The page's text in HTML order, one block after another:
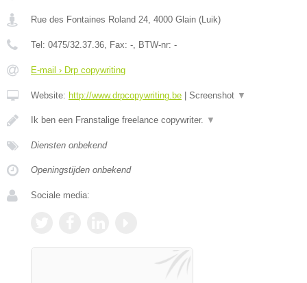
Rue des Fontaines Roland 24, 4000 Glain (Luik)
Tel: 0475/32.37.36, Fax: -, BTW-nr: -
E-mail › Drp copywriting
Website: http://www.drpcopywriting.be Screenshot ▼
Ik ben een Franstalige freelance copywriter. ▼
Diensten onbekend
Openingstijden onbekend
Sociale media: